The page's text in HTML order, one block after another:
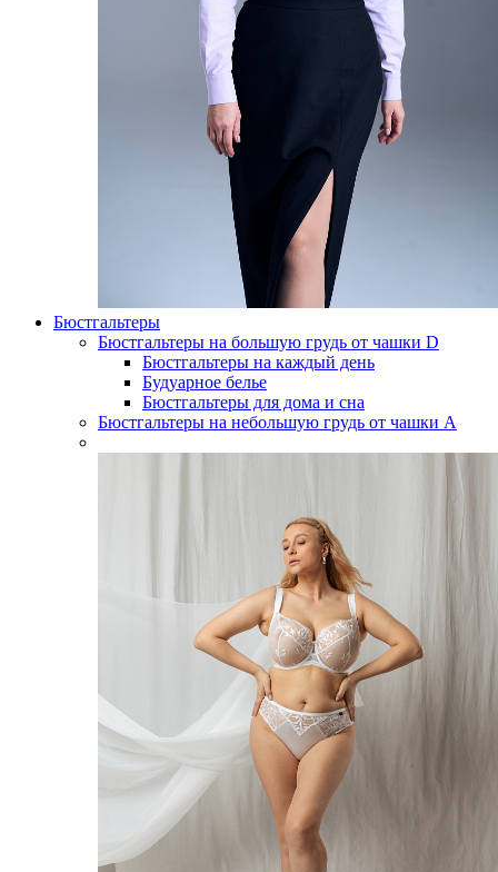
Бюстгальтеры
Бюстгальтеры на большую грудь от чашки D
Бюстгальтеры на каждый день
Будуарное белье
Бюстгальтеры для дома и сна
Бюстгальтеры на небольшую грудь от чашки А